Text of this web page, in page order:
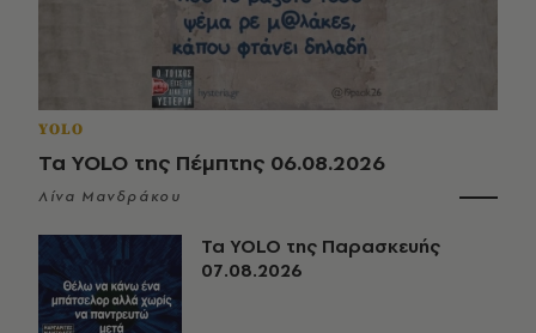
YOLO
Τα YOLO της Πέμπτης 06.08.2026
Λίνα Μανδράκου
Τα YOLO της Παρασκευής
07.08.2026